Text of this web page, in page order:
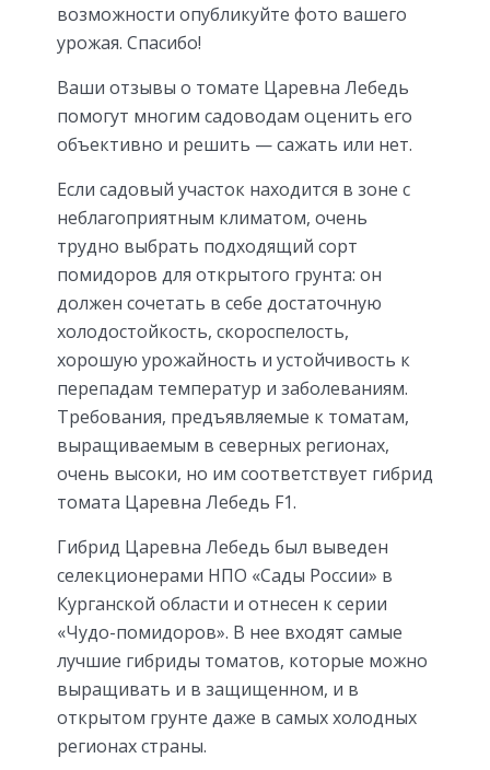
возможности опубликуйте фото вашего
урожая. Спасибо!
Ваши отзывы о томате Царевна Лебедь
помогут многим садоводам оценить его
объективно и решить — сажать или нет.
Если садовый участок находится в зоне с
неблагоприятным климатом, очень
трудно выбрать подходящий сорт
помидоров для открытого грунта: он
должен сочетать в себе достаточную
холодостойкость, скороспелость,
хорошую урожайность и устойчивость к
перепадам температур и заболеваниям.
Требования, предъявляемые к томатам,
выращиваемым в северных регионах,
очень высоки, но им соответствует гибрид
томата Царевна Лебедь F1.
Гибрид Царевна Лебедь был выведен
селекционерами НПО «Сады России» в
Курганской области и отнесен к серии
«Чудо-помидоров». В нее входят самые
лучшие гибриды томатов, которые можно
выращивать и в защищенном, и в
открытом грунте даже в самых холодных
регионах страны.